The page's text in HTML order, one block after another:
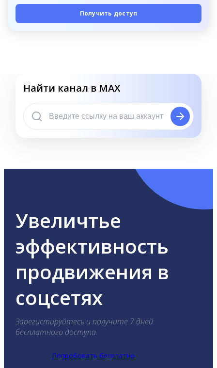
Получить доступ
Найти канал в MAX
Увеличтье
эффективность
продвижения в
соцсетях
Зарегистируйтесь и получите 7 дней
бесплатного доступа.
Попробовать бесплатно